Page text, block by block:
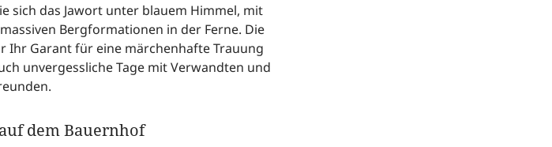
sich das Jawort unter blauem Himmel, mit
Bergformationen in der Ferne. Die
Ihr Garant für eine märchenhafte Trauung
unvergessliche Tage mit Verwandten und
dem Bauernhof